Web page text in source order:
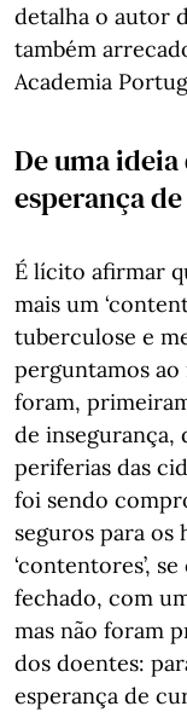
detalha o autor
também
Academia
De uma
esperança
É lícito afirmar
mais um
tuberculose e
perguntamos ao
foram,
de insegurança,
periferias das
foi sendo
seguros para os
‘contentores’,
fechado, com
mas não foram
dos doentes:
esperança de